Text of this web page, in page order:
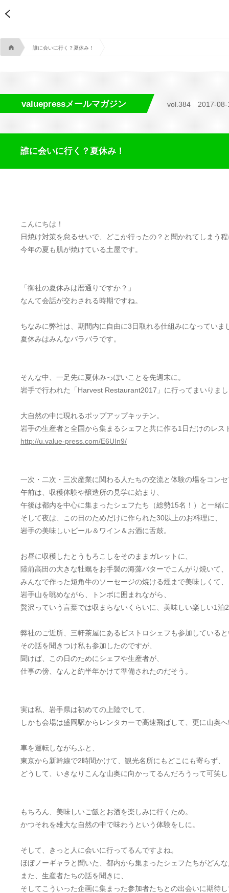
A 誰に会いに行く？夏休み！
valuepressメールマガジン vol.384 2017-08-
誰に会いに行く？夏休み！
こんにちは！
日焼け対策を怠るせいで、どこか行ったの？と聞かれてしまう
今年の夏も肌が焼けている土屋です。
「御社の夏休みは暦通りですか？」
なんて会話が交わされる時期ですね。
ちなみに弊社は、期間内に自由に3日取れる仕組みになっていま
夏休みはみんなバラバラです。
そんな中、一足先に夏休みっぽいことを先週末に。
岩手で行われた「Harvest Restaurant2017」に行ってまいりま
大自然の中に現れるポップアップキッチン。
岩手の生産者と全国から集まるシェフと共に作る1日だけのレ
http://u.value-press.com/E6UIn9/
一次・二次・三次産業に関わる人たちの交流と体験の場をコン
午前は、収穫体験や醸造所の見学に始まり、
午後は都内を中心に集まったシェフたち（総勢15名！）と一緒
そして夜は、この日のためだけに作られた30以上のお料理に、
岩手の美味しいビール＆ワイン＆お酒に舌鼓。
お昼に収穫したとうもろこしをそのままガレットに、
陸前高田の大きな牡蠣をお手製の海藻バターでこんがり焼いて、
みんなで作った短角牛のソーセージの焼ける煙まで美味しくて、
岩手山を眺めながら、トンボに囲まれながら、
贅沢っていう言葉では収まらないくらいに、美味しい楽しい1泊
弊社のご近所、三軒茶屋にあるビストロシェフも参加している
その話を聞きつけ私も参加したのですが、
聞けば、この日のためにシェフや生産者が、
仕事の傍、なんと約半年かけて準備されたのだそう。
実は私、岩手県は初めての上陸でして、
しかも会場は盛岡駅からレンタカーで高速飛ばして、更に山奥
車を運転しながらふと、
東京から新幹線で2時間かけて、観光名所にもどこにも寄らず、
どうして、いきなりこんな山奥に向かってるんだろうって可笑
もちろん、美味しいご飯とお酒を楽しみに行くため。
かつそれを雄大な自然の中で味わうという体験をしに。
そして、きっと人に会いに行ってるんですよね。
ほぼノーギャラと聞いた、都内から集まったシェフたちがどん
また、生産者たちの話を聞きに、
そしてこういった企画に集まった参加者たちとの出会いに期待